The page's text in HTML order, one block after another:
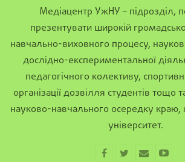
Медіацентр УжНУ – підрозділ,
презентувати широкій
навчально-виховного процесу,
дослідно-експериментальної
педагогічного колективу,
організації дозвілля студентів тощо
науково-навчального осередку
університет.